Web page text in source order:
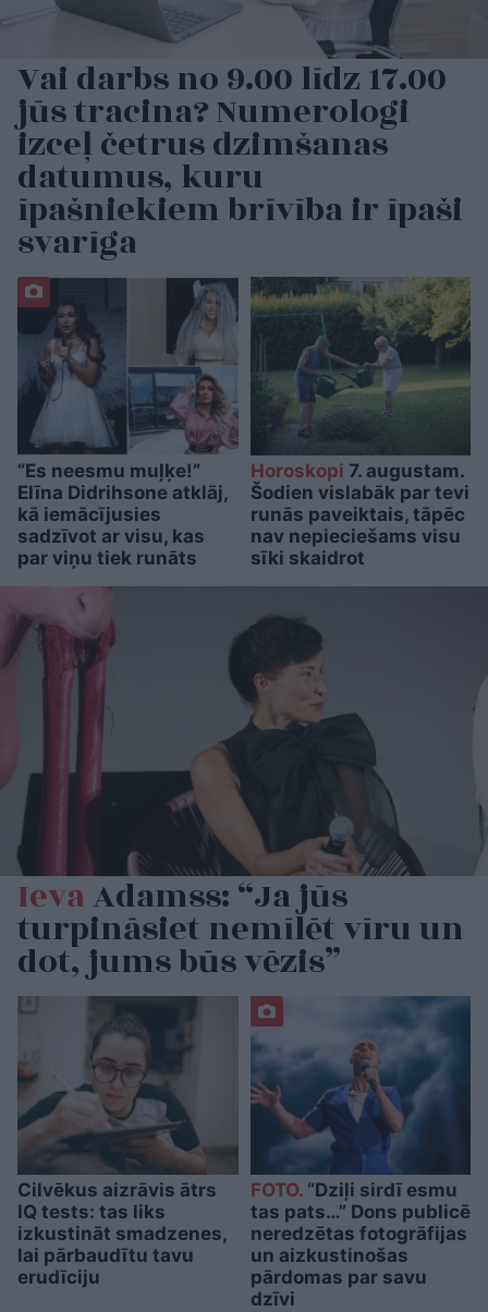
Vai darbs no 9.00 līdz 17.00
jūs tracina? Numerologi
izceļ četrus dzimšanas
datumus, kuru
īpašniekiem brīvība ir īpaši
svarīga
“Es neesmu muļķe!”
Elīna Didrihsone atklāj,
kā iemācījusies
sadzīvot ar visu, kas
par viņu tiek runāts
Horoskopi 7. augustam.
Šodien vislabāk par tevi
runās paveiktais, tāpēc
nav nepieciešams visu
sīki skaidrot
IevaAdamss: “Ja jūs
turpināsiet nemīlēt vīru un
dot, jums būs vēzis”
Cilvēkus aizrāvis ātrs
IQ tests: tas liks
izkustināt smadzenes,
lai pārbaudītu tavu
erudīciju
FOTO.“Dziļi sirdī esmu
tas pats…” Dons publicē
neredzētas fotogrāfijas
un aizkustinošas
pārdomas par savu
dzīvi